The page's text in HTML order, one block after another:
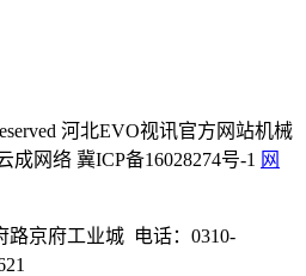
河北EVO视讯官方网站机械
网络 冀ICP备16028274号-1 网
路京府工业城 电话：0310-